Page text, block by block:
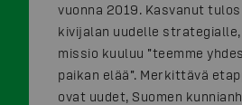
vuonna 2019. Kasvanut
kivijalan uudelle
missio kuuluu ”teemme
paikan elää”. Merkittävä
ovat uudet, Suomen